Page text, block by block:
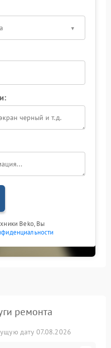
Beko, Вы
ремонта
дату 07.08.2026